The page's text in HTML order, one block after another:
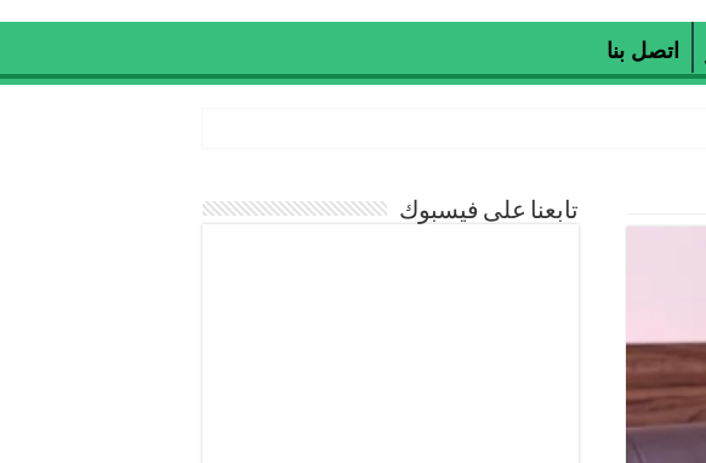
اتصل بنا
تابعنا على فيسبوك